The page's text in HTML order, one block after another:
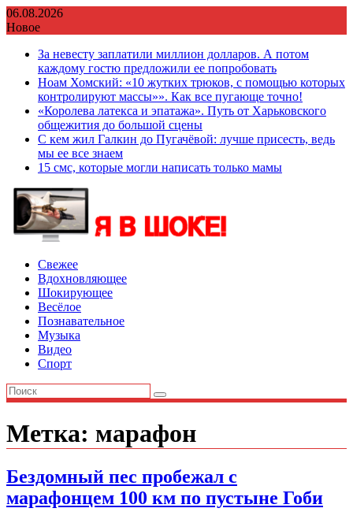
Перейти
к
06.08.2026
Новое
За невесту заплатили миллион долларов. А потом
каждому гостю предложили ее попробовать
Ноам Хомский: «10 жутких трюков, с помощью которых
контролируют массы»». Как все пугающе точно!
«Королева латекса и эпатажа». Путь от Харьковского
общежития до большой сцены
С кем жил Галкин до Пугачёвой: лучше присесть, ведь
мы ее все знаем
15 смс, которые могли написать только мамы
Свежее
Вдохновляющее
Шокирующее
Весёлое
Познавательное
Музыка
Видео
Спорт
Метка: марафон
Бездомный пес пробежал с
марафонцем 100 км по пустыне Гоби